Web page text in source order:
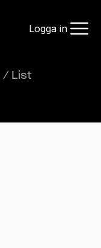
Logga in
/ List